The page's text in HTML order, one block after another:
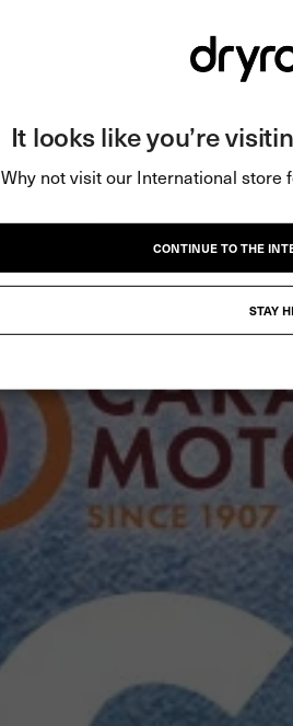
It looks like you’re
Why not visit our International store
CONTINUE TO THE
STAY